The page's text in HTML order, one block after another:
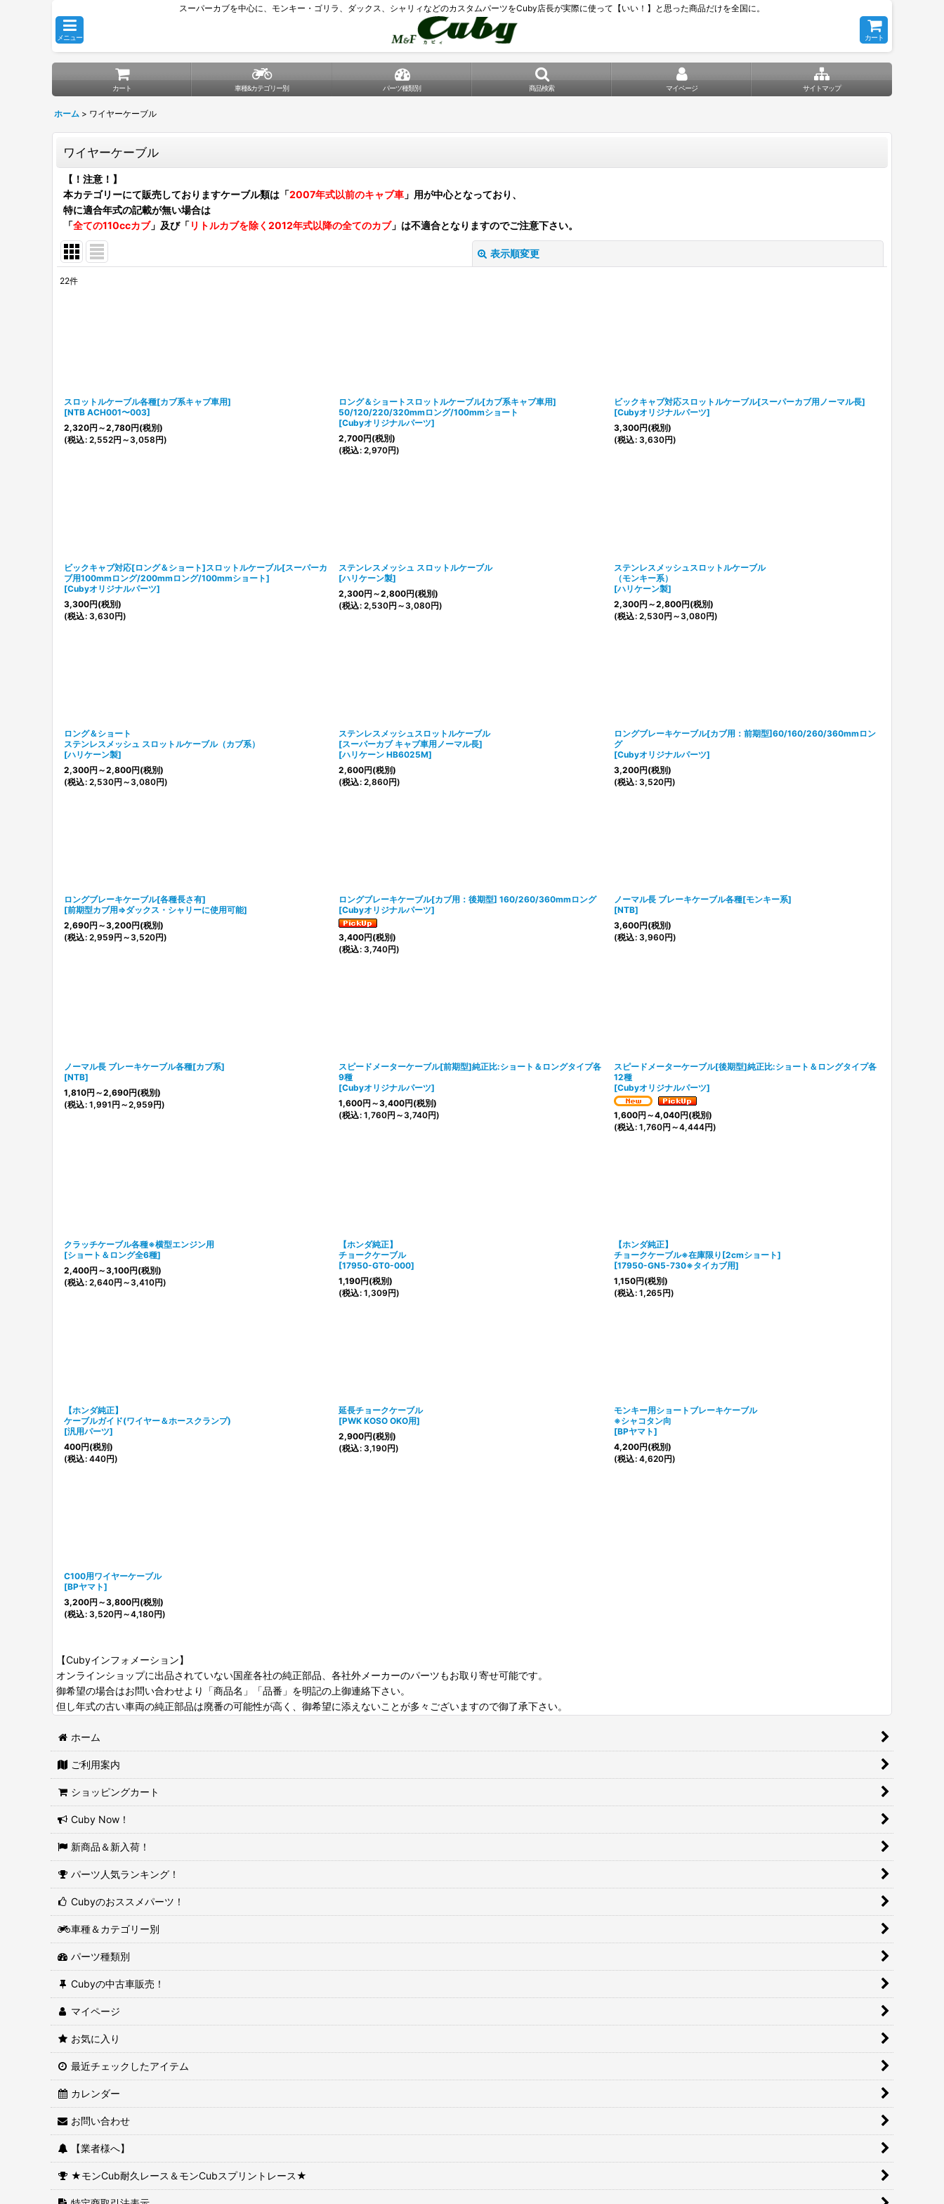
スーパーカブを中心に、モンキー・ゴリラ、ダックス、シャリィなどのカスタムパーツをCuby店長が実際に使って【いい！】と思った商品だけを全国に。
メニュー カート
カート 車種&カテゴリー別 パーツ種類別 商品検索 マイページ サイトマップ
ホーム > ワイヤーケーブル
ワイヤーケーブル
【！注意！】
本カテゴリーにて販売しておりますケーブル類は「2007年式以前のキャブ車 」用が中心となっており、
特に適合年式の記載が無い場合は
「全ての110ccカブ」及び「リトルカブを除く2012年式以降の全てのカブ」は不適合となりますのでご注意下さい。
表示順変更
22件
スロットルケーブル各種[カブ系キャブ車用]
[NTB ACH001〜003]
2,320円 ～2,780円(税別)
(税込: 2,552円 ～3,058円)
ロング＆ショートスロットルケーブル[カブ系キャブ車用]
50/120/220/320mmロング/100mmショート
[Cubyオリジナルパーツ]
2,700円(税別)
(税込: 2,970円)
ビックキャブ対応スロットルケーブル[スーパーカブ用ノーマル長]
[Cubyオリジナルパーツ]
3,300円(税別)
(税込: 3,630円)
ビックキャブ対応[ロング＆ショート]スロットルケーブル[スーパーカ
ブ用100mmロング/200mmロング/100mmショート]
[Cubyオリジナルパーツ]
3,300円(税別)
(税込: 3,630円)
ステンレスメッシュ スロットルケーブル
[ハリケーン製]
2,300円 ～2,800円(税別)
(税込: 2,530円 ～3,080円)
ステンレスメッシュスロットルケーブル
（モンキー系）
[ハリケーン製]
2,300円 ～2,800円(税別)
(税込: 2,530円 ～3,080円)
ロング＆ショート
ステンレスメッシュ スロットルケーブル（カブ系）
[ハリケーン製]
2,300円 ～2,800円(税別)
(税込: 2,530円 ～3,080円)
ステンレスメッシュスロットルケーブル
[スーパーカブ キャブ車用ノーマル長]
[ハリケーン HB6025M]
2,600円(税別)
(税込: 2,860円)
ロングブレーキケーブル[カブ用：前期型]60/160/260/360mmロン
グ
[Cubyオリジナルパーツ]
3,200円(税別)
(税込: 3,520円)
ロングブレーキケーブル[各種長さ有]
[前期型カブ用⇒ダックス・シャリーに使用可能]
2,690円 ～3,200円(税別)
(税込: 2,959円 ～3,520円)
ロングブレーキケーブル[カブ用：後期型] 160/260/360mmロング
[Cubyオリジナルパーツ]
3,400円(税別)
(税込: 3,740円)
ノーマル長 ブレーキケーブル各種[モンキー系]
[NTB]
3,600円(税別)
(税込: 3,960円)
ノーマル長 ブレーキケーブル各種[カブ系]
[NTB]
1,810円 ～2,690円(税別)
(税込: 1,991円 ～2,959円)
スピードメーターケーブル[前期型]純正比:ショート＆ロングタイプ各
9種
[Cubyオリジナルパーツ]
1,600円 ～3,400円(税別)
(税込: 1,760円 ～3,740円)
スピードメーターケーブル[後期型]純正比:ショート＆ロングタイプ各
12種
[Cubyオリジナルパーツ]
1,600円 ～4,040円(税別)
(税込: 1,760円 ～4,444円)
クラッチケーブル各種※横型エンジン用
[ショート＆ロング全6種]
2,400円 ～3,100円(税別)
(税込: 2,640円 ～3,410円)
【ホンダ純正】
チョークケーブル
[17950-GT0-000]
1,190円(税別)
(税込: 1,309円)
【ホンダ純正】
チョークケーブル※在庫限り[2cmショート]
[17950-GN5-730※タイカブ用]
1,150円(税別)
(税込: 1,265円)
【ホンダ純正】
ケーブルガイド(ワイヤー＆ホースクランプ)
[汎用パーツ]
400円(税別)
(税込: 440円)
延長チョークケーブル
[PWK KOSO OKO用]
2,900円(税別)
(税込: 3,190円)
モンキー用ショートブレーキケーブル
※シャコタン向
[BPヤマト]
4,200円(税別)
(税込: 4,620円)
C100用ワイヤーケーブル
[BPヤマト]
3,200円 ～3,800円(税別)
(税込: 3,520円 ～4,180円)
【Cubyインフォメーション】
オンラインショップに出品されていない国産各社の純正部品、各社外メーカーのパーツもお取り寄せ可能です。
御希望の場合はお問い合わせより「商品名」「品番」を明記の上御連絡下さい。
但し年式の古い車両の純正部品は廃番の可能性が高く、御希望に添えないことが多々ございますので御了承下さい。
ホーム
ご利用案内
ショッピングカート
Cuby Now！
新商品＆新入荷！
パーツ人気ランキング！
Cubyのおススメパーツ！
車種＆カテゴリー別
パーツ種類別
Cubyの中古車販売！
マイページ
お気に入り
最近チェックしたアイテム
カレンダー
お問い合わせ
【業者様へ】
★モンCub耐久レース＆モンCubスプリントレース★